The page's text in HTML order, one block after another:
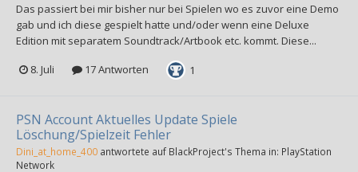
Das passiert bei mir bisher nur bei Spielen wo es zuvor eine Demo
gab und ich diese gespielt hatte und/oder wenn eine Deluxe
Edition mit separatem Soundtrack/Artbook etc. kommt. Diese...
8. Juli 17 Antworten 1
PSN Account Aktuelles Update Spiele
Löschung/Spielzeit Fehler
Dini_at_home_400 antwortete auf BlackProject's Thema in: PlayStation
Network